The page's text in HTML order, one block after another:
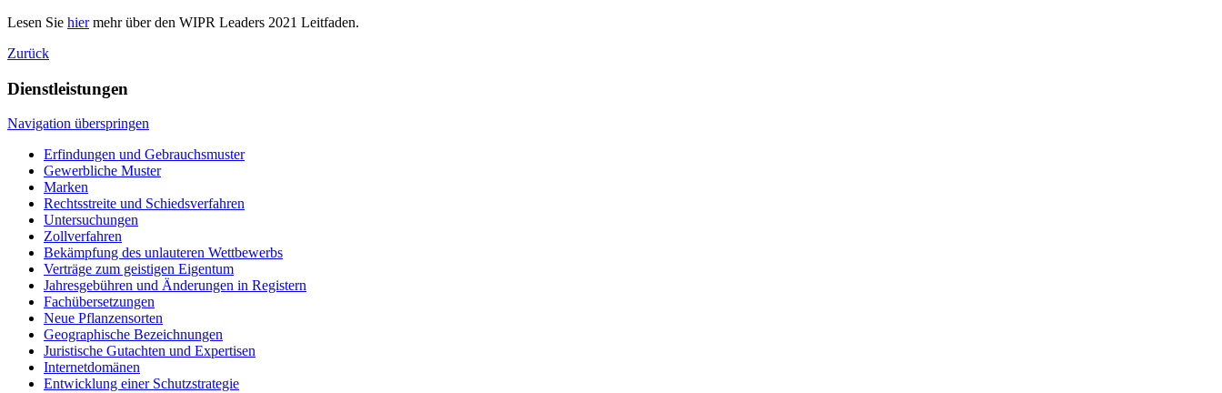
Lesen Sie hiermehr über den WIPR Leaders 2021 Leitfaden.
Zurück
Dienstleistungen
Navigation überspringen
Erfindungen und Gebrauchsmuster
Gewerbliche Muster
Marken
Rechtsstreite und Schiedsverfahren
Untersuchungen
Zollverfahren
Bekämpfung des unlauteren Wettbewerbs
Verträge zum geistigen Eigentum
Jahresgebühren und Änderungen in Registern
Fachübersetzungen
Neue Pflanzensorten
Geographische Bezeichnungen
Juristische Gutachten und Expertisen
Internetdomänen
Entwicklung einer Schutzstrategie